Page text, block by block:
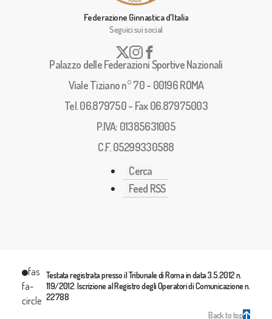
Federazione Ginnastica d'Italia
Seguici sui social
Palazzo delle Federazioni Sportive Nazionali
Viale Tiziano n° 70 - 00196 ROMA
Tel. 06.879750 - Fax 06.87975003
P.IVA: 01385631005
C.F. 05299330588
Cerca
Feed RSS
fas
fa-
circle
Testata registrata presso il Tribunale di Roma in data 3.5.2012 n.
119/2012. Iscrizione al Registro degli Operatori di Comunicazione n.
22788
Back to top